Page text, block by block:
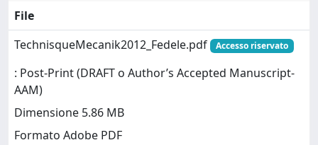
File
TechnisqueMecanik2012_Fedele.pdf
Accesso riservato
: Post-Print (DRAFT o Author’s Accepted Manuscript-
AAM)
Dimensione 5.86 MB
Formato Adobe PDF